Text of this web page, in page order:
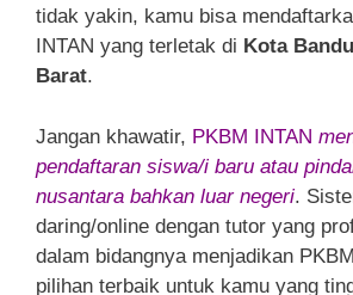
tidak yakin, kamu bisa
INTAN yang terletak di Kota
Barat.
Jangan khawatir, PKBM INTAN
pendaftaran siswa/i baru atau
nusantara bahkan luar negeri.
daring/online dengan tutor yang
dalam bidangnya menjadikan
pilihan terbaik untuk kamu yang